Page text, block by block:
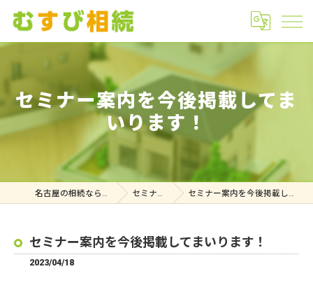
セミナー案内を今後掲載してま
いります！
名古屋の相続ならむすび相続 セミナー案内 セミナー案内を今後掲載してまいります！
セミナー案内を今後掲載してまいります！
2023/04/18